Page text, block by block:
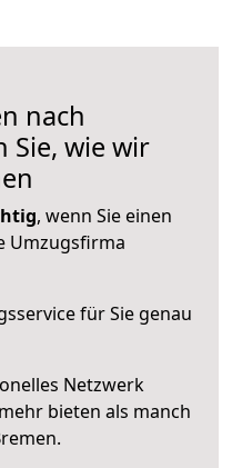
nach
Sie, wie wir
, wenn Sie einen
Umzugsfirma
für Sie genau
Netzwerk
bieten als manch